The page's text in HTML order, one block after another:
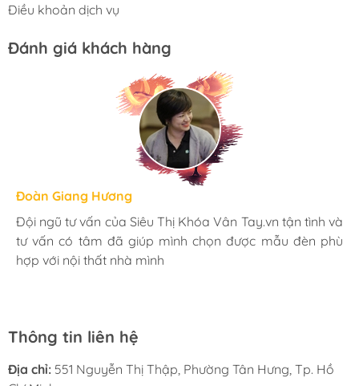
Điều khoản dịch vụ
Đánh giá khách hàng
Hương Suri
Mình rất ưng khi đến Siêu Thị Khóa Vân Tay.vn. Ở đây
có rất nhiều mặt hàng phong phú, tha hồ lựa chọn.
Nhân viên chuyên nghiệp, nhiệt tình. Chúc Hati ngày
Đoàn Giang Hương
Đội ngũ tư vấn của Siêu Thị Khóa Vân Tay.vn tận tình và
tư vấn có tâm đã giúp mình chọn được mẫu đèn phù
hợp với nội thất nhà mình
Ngọc Anh
Mua đèn tại Siêu Thị Khóa Vân Tay.vn mình hoàn toàn
yên tâm với chính sách bảo hành 24 tháng tại nhà. Bạn
kĩ thuật lắp đặt rất cận thận và chu đáo
Thông tin liên hệ
Địa chỉ: 551 Nguyễn Thị Thập, Phường Tân Hưng, Tp. Hồ